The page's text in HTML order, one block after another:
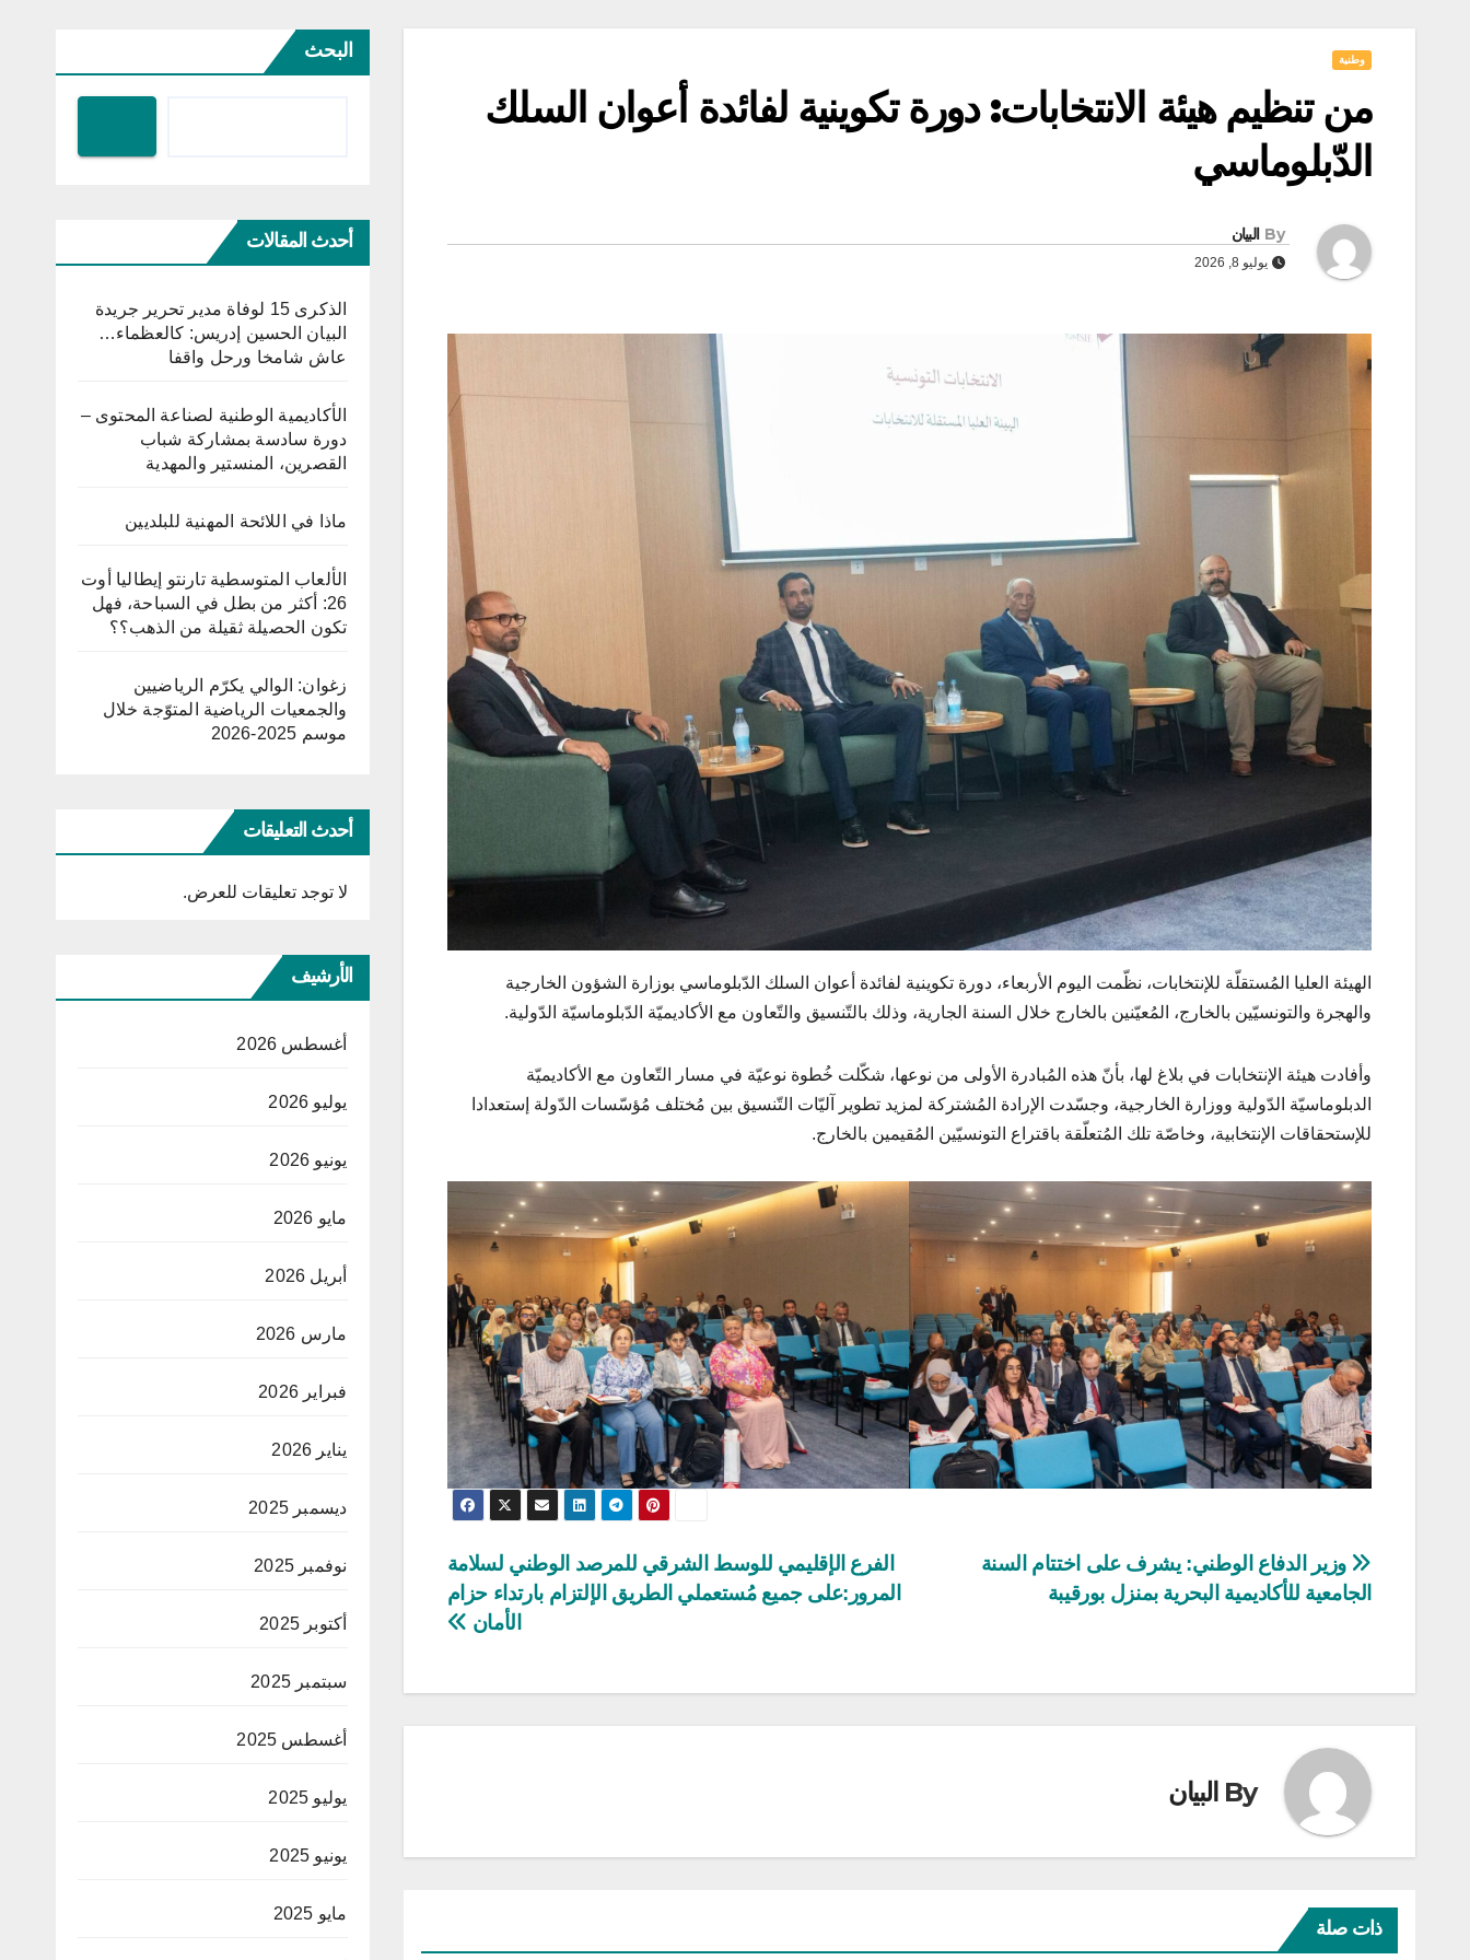
وطنية
من تنظيم هيئة الانتخابات: دورة تكوينية لفائدة أعوان السلك
الدّبلوماسي
By البيان
يوليو 8, 2026
الهيئة العليا المُستقلّة للإنتخابات، نظّمت اليوم الأربعاء، دورة تكوينية لفائدة أعوان السلك الدّبلوماسي بوزارة الشؤون الخارجية
والهجرة والتونسيّين بالخارج، المُعيّنين بالخارج خلال السنة الجارية، وذلك بالتّنسيق والتّعاون مع الأكاديميّة الدّبلوماسيّة الدّولية.
وأفادت هيئة الإنتخابات في بلاغ لها، بأنّ هذه المُبادرة الأولى من نوعها، شكّلت خُطوة نوعيّة في مسار التّعاون مع الأكاديميّة
الدبلوماسيّة الدّولية ووزارة الخارجية، وجسّدت الإرادة المُشتركة لمزيد تطوير آليّات التّنسيق بين مُختلف مُؤسّسات الدّولة إستعدادا
للإستحقاقات الإنتخابية، وخاصّة تلك المُتعلّقة باقتراع التونسيّين المُقيمين بالخارج.
تصفّح
المقالات
الفرع الإقليمي للوسط الشرقي للمرصد الوطني لسلامة
المرور:على جميع مُستعملي الطريق الإلتزام بارتداء حزام
الأمان
وزير الدفاع الوطني: يشرف على اختتام السنة
الجامعية للأكاديمية البحرية بمنزل بورقيبة
By البيان
ذات صلة
البحث
أحدث المقالات
الذكرى 15 لوفاة مدير تحرير جريدة
البيان الحسين إدريس: كالعظماء…
عاش شامخا ورحل واقفا
الأكاديمية الوطنية لصناعة المحتوى –
دورة سادسة بمشاركة شباب
القصرين، المنستير والمهدية
ماذا في اللائحة المهنية للبلديين
الألعاب المتوسطية تارنتو إيطاليا أوت
26: أكثر من بطل في السباحة، فهل
تكون الحصيلة ثقيلة من الذهب؟؟
زغوان: الوالي يكرّم الرياضيين
والجمعيات الرياضية المتوّجة خلال
موسم 2025-2026
أحدث التعليقات
لا توجد تعليقات للعرض.
الأرشيف
أغسطس 2026
يوليو 2026
يونيو 2026
مايو 2026
أبريل 2026
مارس 2026
فبراير 2026
يناير 2026
ديسمبر 2025
نوفمبر 2025
أكتوبر 2025
سبتمبر 2025
أغسطس 2025
يوليو 2025
يونيو 2025
مايو 2025